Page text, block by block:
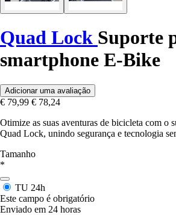
Quad Lock Suporte
smartphone E-Bike
Adicionar uma avaliação
€ 79,99 € 78,24
Otimize as suas aventuras de bicicleta com o
Quad Lock, unindo segurança e tecnologia
Tamanho
*
TU 24h
Este campo é obrigatório
Enviado em 24 horas